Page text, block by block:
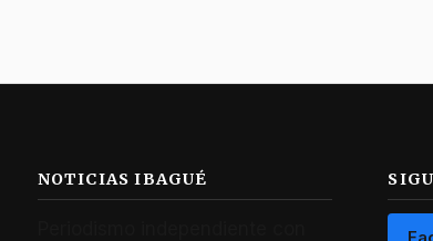
NOTICIAS IBAGUÉ